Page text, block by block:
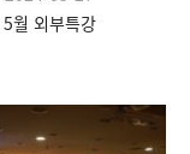
5월 외부특강